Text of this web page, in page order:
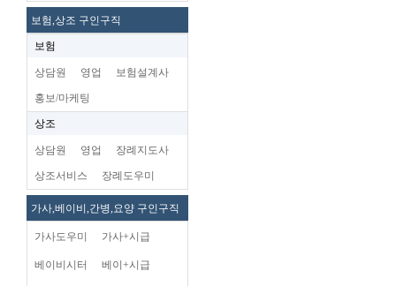
보험,상조 구인구직
보험
상담원 영업 보험설계사
홍보/마케팅
상조
상담원 영업 장례지도사
상조서비스 장례도우미
가사,베이비,간병,요양 구인구직
가사도우미 가사+시급
베이비시터 베이+시급